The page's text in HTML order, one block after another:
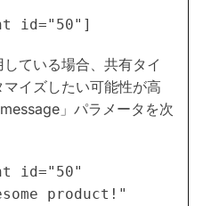
id="50"]
ている場合、共有タイ
マイズしたい可能性が高
」パラメータを次
id="50"
product!"